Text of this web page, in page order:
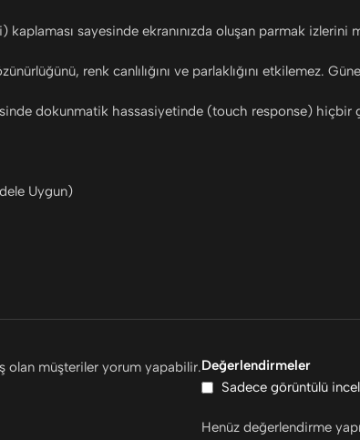
sayesinde ekranınızda oluşan parmak
renk canlılığını ve parlaklığını etkilemez.
dokunmatik hassasiyetinde (touch response) hiçbir
Uygun)
Değerlendirmeler
Sadece görüntülü
Henüz değerlendirme
olan müşteriler yorum yapabilir.